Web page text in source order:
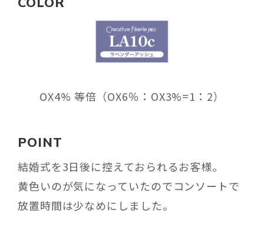
OX4% 等倍（OX6％：OX3%=1：2）
POINT
結婚式を3日後に控えておられるお客様。
黄色いのが気になっていたのでコンソートで
放置時間は少なめにしました。